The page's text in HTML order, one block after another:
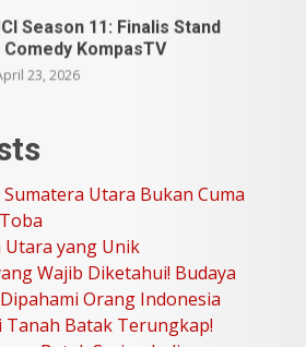
Comedy KompasTV
23, 2026
Istimewa Sumatera
Bukan Cuma Medan dan
31, 2026
Sumatera Utara yang
13, 2026
Utara Bukan Cuma
Utara yang Unik
Wajib Diketahui! Budaya
Orang Indonesia
Batak Terungkap!